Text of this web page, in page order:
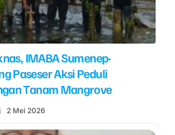
IMABA Sumenep-
Paseser Aksi Peduli
Tanam Mangrove
2 Mei 2026